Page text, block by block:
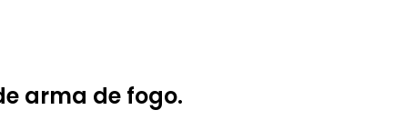
arma de fogo.